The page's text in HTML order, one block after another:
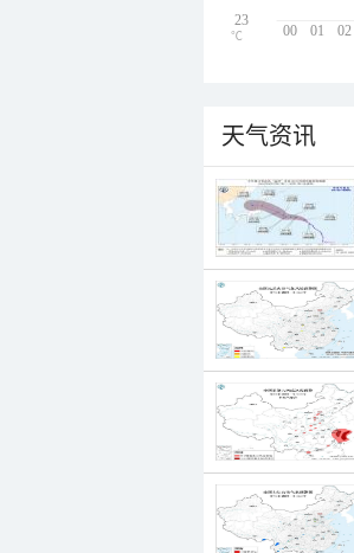
00 01 02
23
℃
天气资讯